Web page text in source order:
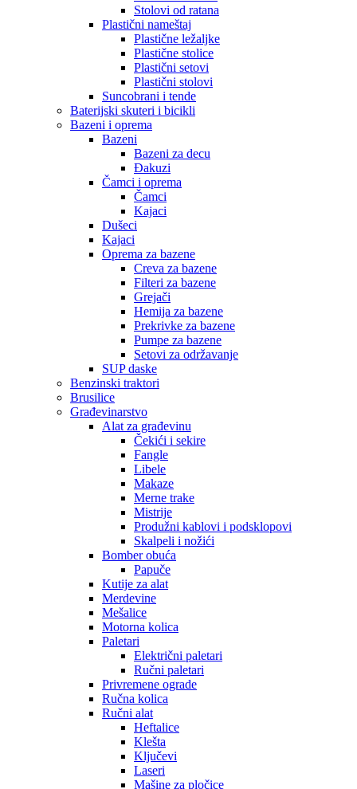
Stolovi od ratana
Plastični nameštaj
Plastične ležaljke
Plastične stolice
Plastični setovi
Plastični stolovi
Suncobrani i tende
Baterijski skuteri i bicikli
Bazeni i oprema
Bazeni
Bazeni za decu
Đakuzi
Čamci i oprema
Čamci
Kajaci
Dušeci
Kajaci
Oprema za bazene
Creva za bazene
Filteri za bazene
Grejači
Hemija za bazene
Prekrivke za bazene
Pumpe za bazene
Setovi za održavanje
SUP daske
Benzinski traktori
Brusilice
Građevinarstvo
Alat za građevinu
Čekići i sekire
Fangle
Libele
Makaze
Merne trake
Mistrije
Produžni kablovi i podsklopovi
Skalpeli i nožići
Bomber obuća
Papuče
Kutije za alat
Merdevine
Mešalice
Motorna kolica
Paletari
Električni paletari
Ručni paletari
Privremene ograde
Ručna kolica
Ručni alat
Heftalice
Klešta
Ključevi
Laseri
Mašine za pločice